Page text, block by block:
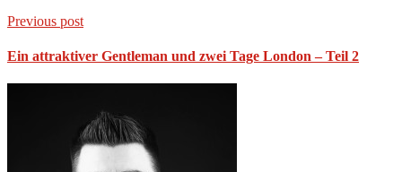
Previous post
Ein attraktiver Gentleman und zwei Tage London – Teil 2